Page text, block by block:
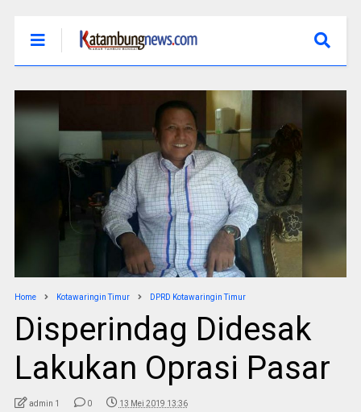
Home Kotawaringin Timur DPRD Kotawaringin Timur
Disperindag Didesak
Lakukan Oprasi Pasar
admin 1 0 13 Mei 2019 13:36